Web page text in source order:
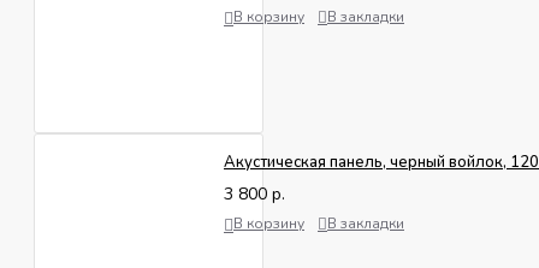
В корзину В закладки
Акустическая панель, черный войлок,
3 800 р.
В корзину В закладки